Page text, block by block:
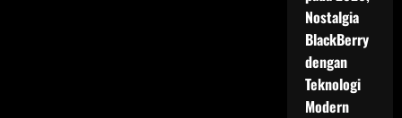
Nostalgia
BlackBerry
dengan
Teknologi
Modern